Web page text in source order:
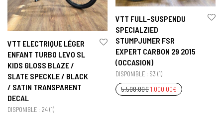
VTT ELECTRIQUE LÉGER
ENFANT TURBO LEVO SL
KIDS GLOSS BLAZE /
SLATE SPECKLE / BLACK
/ SATIN TRANSPARENT
DECAL
DISPONIBLE : 24 (1)
VTT FULL-SUSPENDU
SPECIALZIED
STUMPJUMER FSR
EXPERT CARBON 29 2015
(OCCASION)
DISPONIBLE : S3 (1)
5,500.00€1,000.00€